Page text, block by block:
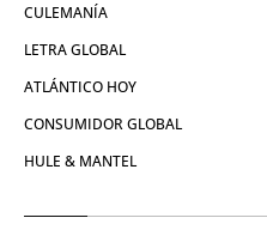
CULEMANÍA
LETRA GLOBAL
ATLÁNTICO HOY
CONSUMIDOR GLOBAL
HULE & MANTEL